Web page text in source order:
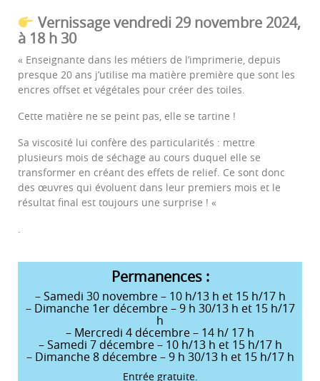
Vernissage vendredi 29 novembre 2024,
à 18 h 30
« Enseignante dans les métiers de l’imprimerie, depuis
presque 20 ans j’utilise ma matière première que sont les
encres offset et végétales pour créer des toiles.
Cette matière ne se peint pas, elle se tartine !
Sa viscosité lui confère des particularités : mettre
plusieurs mois de séchage au cours duquel elle se
transformer en créant des effets de relief. Ce sont donc
des œuvres qui évoluent dans leur premiers mois et le
résultat final est toujours une surprise ! «
.
Permanences :
– Samedi 30 novembre – 10 h/13 h et 15 h/17 h
– Dimanche 1er décembre – 9 h 30/13 h et 15 h/17
h
– Mercredi 4 décembre – 14 h/ 17 h
– Samedi 7 décembre – 10 h/13 h et 15 h/17 h
– Dimanche 8 décembre – 9 h 30/13 h et 15 h/17 h
Entrée gratuite.